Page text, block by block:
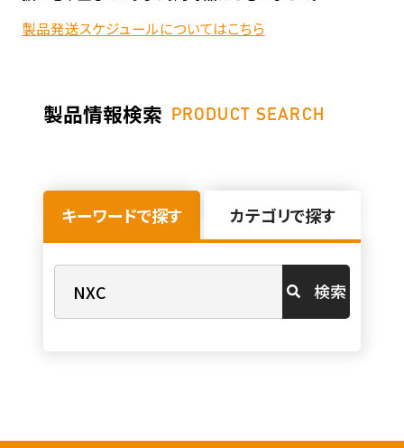
製品発送スケジュールについてはこちら
製品情報検索 PRODUCT SEARCH
キーワードで探す カテゴリで探す
検索